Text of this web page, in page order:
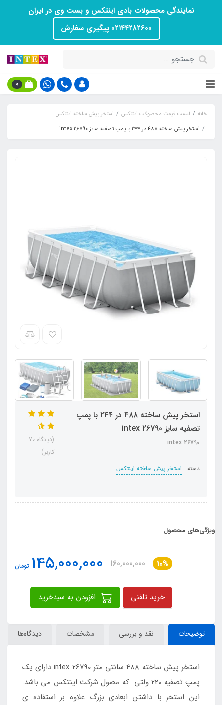
نمایندگی محصولات بادی اینتکس و بست وی در ایران
۰۲۱۴۴۲۸۲۶۰۰ پیگیری سفارش
0
خانه لیست قیمت محصولات اینتکس
استخر پیش ساخته اینتکس
استخر پیش ساخته 4۸۸ در ۲۴۴ با پمپ تصفیه سایز intex 26790
استخر پیش ساخته 4۸۸ در ۲۴۴ با پمپ
تصفیه سایز intex 26790
intex 26790
دسته : استخر پیش ساخته اینتکس
(دیدگاه 70
کاربر)
ویژگی‌های محصول
10%
160,000,000
145,000,000 تومان
خرید تلفنی
توضیحات نقد و بررسی مشخصات دیدگاه‌ها
استخر پیش ساخته 488 سانتی متر intex 26790 دارای یک
پمپ تصفیه 220 ولتی که مصول شرکت اینتکس می باشد.
این استخر با داشتن ابعادی بزرگ علاوه بر استفاده ی